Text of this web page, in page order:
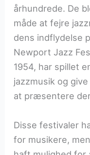
århundrede. De
måde at fejre
dens indflydelse
Newport Jazz
1954, har spillet
jazzmusik og
at præsentere
Disse festivaler
for musikere,